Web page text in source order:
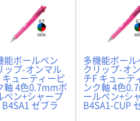
能ボールペン
ップ-オンマル
キューティーピ
軸 4色0.7mmボ
ペン+シャープ
B4SA1 ゼブラ
多機能ボール
クリップ-オ
チF キューテ
ンク軸 4色
ールペン+シ
B4SA1-CUP